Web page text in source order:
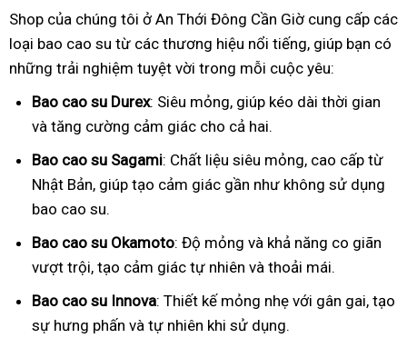
Shop của chúng tôi ở An Thới Đông Cần Giờ cung cấp các
loại bao cao su từ các thương hiệu nổi tiếng, giúp bạn có
những trải nghiệm tuyệt vời trong mỗi cuộc yêu:
Bao cao su Durex: Siêu mỏng, giúp kéo dài thời gian
và tăng cường cảm giác cho cả hai.
Bao cao su Sagami: Chất liệu siêu mỏng, cao cấp từ
Nhật Bản, giúp tạo cảm giác gần như không sử dụng
bao cao su.
Bao cao su Okamoto: Độ mỏng và khả năng co giãn
vượt trội, tạo cảm giác tự nhiên và thoải mái.
Bao cao su Innova: Thiết kế mỏng nhẹ với gân gai, tạo
sự hưng phấn và tự nhiên khi sử dụng.